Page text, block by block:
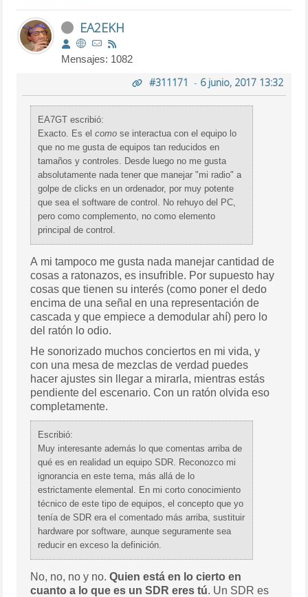
EA2EKH
Mensajes: 1082
#311171 - 6 junio, 2017 13:32
EA7GT escribió:
Exacto. Es elcomo se interactua con el equipo lo
que no me gusta de equipos tan reducidos en
tamaños y controles. Desde luego no me gusta
absolutamente nada tener que manejar "mi radio" a
golpe de clicks en un ordenador, por muy potente
que sea el software de control. No rehuyo del PC,
pero como complemento, no como elemento
principal de control.
A mi tampoco me gusta nada manejar cantidad de
cosas a ratonazos, es insufrible. Por supuesto hay
cosas que tienen su interés (como poner el dedo
encima de una señal en una representación de
cascada y que empiece a demodular ahí) pero lo
del ratón lo odio.
He sonorizado muchos conciertos en mi vida, y
con una mesa de mezclas de verdad puedes
hacer ajustes sin llegar a mirarla, mientras estás
pendiente del escenario. Con un ratón olvida eso
completamente.
Escribió:
Muy interesante además lo que comentas arriba de
qué es en realidad un equipo SDR. Reconozco mi
ignorancia en este tema, más allá de lo
estrictamente elemental. En mi corto conocimiento
técnico de este tipo de equipos, el concepto que yo
tenía de SDR era el comentado más arriba, sustituir
hardware por software, aunque seguramente sea
reducir en exceso la definición.
No, no, no y no.Quien está en lo cierto en
cuanto a lo que es un SDR eres tú. Un SDR es